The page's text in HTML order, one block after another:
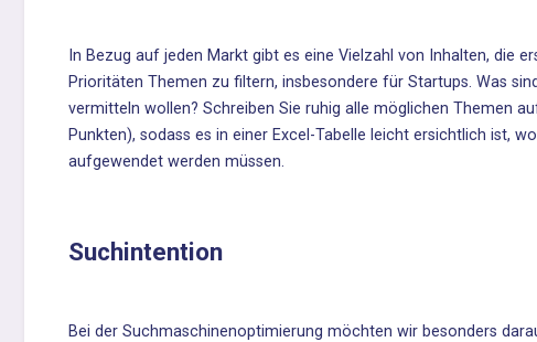
In Bezug auf jeden Markt gibt es eine Vielzahl von Inhalten, die
Prioritäten Themen zu filtern, insbesondere für Startups. Was
vermitteln wollen? Schreiben Sie ruhig alle möglichen Themen
Punkten), sodass es in einer Excel-Tabelle leicht ersichtlich ist,
aufgewendet werden müssen.
Suchintention
Bei der Suchmaschinenoptimierung möchten wir besonders